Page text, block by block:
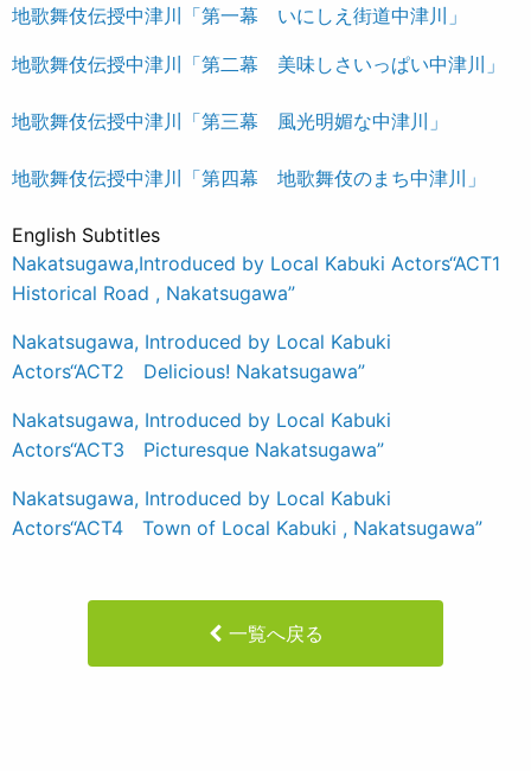
地歌舞伎伝授中津川「第一幕 いにしえ街道中津川」
地歌舞伎伝授中津川「第二幕 美味しさいっぱい中津川」
地歌舞伎伝授中津川「第三幕 風光明媚な中津川」
地歌舞伎伝授中津川「第四幕 地歌舞伎のまち中津川」
English Subtitles
Nakatsugawa,Introduced by Local Kabuki Actors“ACT1
Historical Road , Nakatsugawa”
Nakatsugawa, Introduced by Local Kabuki
Actors“ACT2 Delicious! Nakatsugawa”
Nakatsugawa, Introduced by Local Kabuki
Actors“ACT3 Picturesque Nakatsugawa”
Nakatsugawa, Introduced by Local Kabuki
Actors“ACT4 Town of Local Kabuki , Nakatsugawa”
一覧へ戻る